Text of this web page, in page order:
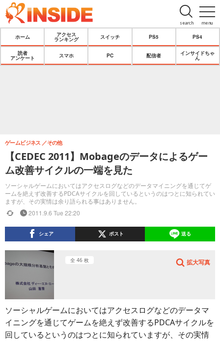
menu
search
ホーム
アクセス
ランキング
スイッチ PS5 PS4
読者
アンケート
スマホ PC 配信者
インサイドちゃ
ん
【CEDEC 2011】Mobageのデータによるゲー
ム改善サイクルの一端を見た
ソーシャルゲームにおいてはアクセスログなどのデータマイニングを通じてゲ
ームを絶えず改善するPDCAサイクルを回しているというのはつとに知られてい
ますが、その実情は余り語られる事はありません。
ゲームビジネス その他
2011.9.6 Tue 22:20
シェア ポスト 送る
全 46 枚 拡大写真
ソーシャルゲームにおいてはアクセスログなどのデータマ
イニングを通じてゲームを絶えず改善するPDCAサイクルを
回しているというのはつとに知られていますが、その実情